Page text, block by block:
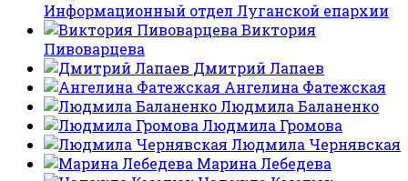
Информационный отдел Луганской епархии
Виктория
Пивоварцева
Дмитрий Лапаев
Ангелина Фатежская
Людмила Баланенко
Людмила Громова
Людмила Чернявская
Марина Лебедева